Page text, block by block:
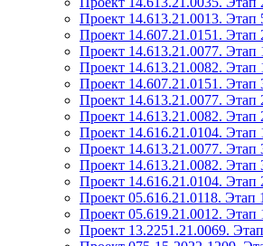
Проект 14.613.21.0013. Этап
Проект 14.607.21.0151. Этап
Проект 14.613.21.0077. Этап
Проект 14.613.21.0082. Этап
Проект 14.607.21.0151. Этап
Проект 14.613.21.0077. Этап
Проект 14.613.21.0082. Этап
Проект 14.616.21.0104. Этап
Проект 14.613.21.0077. Этап
Проект 14.613.21.0082. Этап
Проект 14.616.21.0104. Этап
Проект 05.616.21.0118. Этап
Проект 05.619.21.0012. Этап
Проект 13.2251.21.0069.